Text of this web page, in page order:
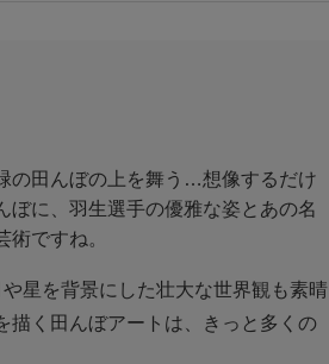
の田んぼの上を舞う…想像するだけ
ぼに、羽生選手の優雅な姿とあの名
ですね。
星を背景にした壮大な世界観も素晴
描く田んぼアートは、きっと多くの